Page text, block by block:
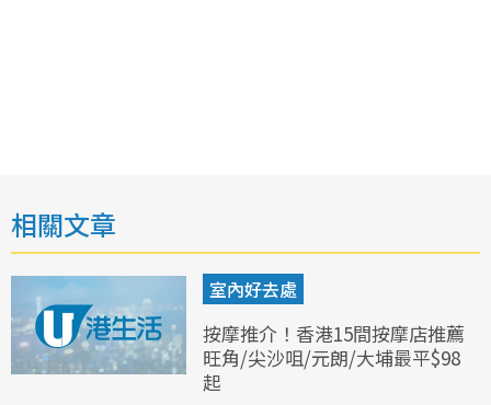
相關文章
室內好去處
按摩推介！香港15間按摩店推薦
旺角/尖沙咀/元朗/大埔最平$98
起